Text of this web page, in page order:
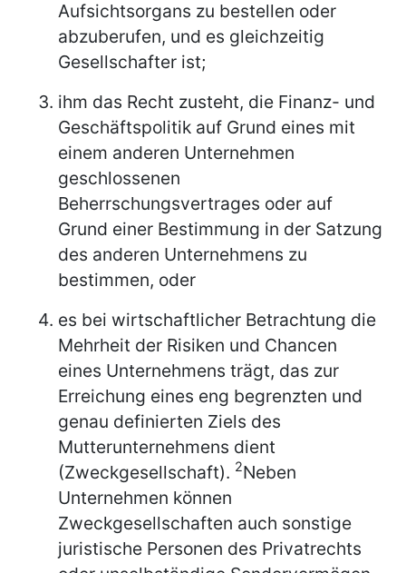
Aufsichtsorgans zu bestellen oder
abzuberufen, und es gleichzeitig
Gesellschafter ist;
ihm das Recht zusteht, die Finanz- und
Geschäftspolitik auf Grund eines mit
einem anderen Unternehmen
geschlossenen
Beherrschungsvertrages oder auf
Grund einer Bestimmung in der Satzung
des anderen Unternehmens zu
bestimmen, oder
es bei wirtschaftlicher Betrachtung die
Mehrheit der Risiken und Chancen
eines Unternehmens trägt, das zur
Erreichung eines eng begrenzten und
genau definierten Ziels des
Mutterunternehmens dient
(Zweckgesellschaft). 2Neben
Unternehmen können
Zweckgesellschaften auch sonstige
juristische Personen des Privatrechts